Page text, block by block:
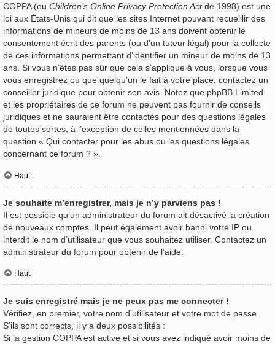
COPPA (ou Children’s Online Privacy Protection Actde 1998) est une
loi aux États-Unis qui dit que les sites Internet pouvant recueillir des
informations de mineurs de moins de 13 ans doivent obtenir le
consentement écrit des parents (ou d’un tuteur légal) pour la collecte
de ces informations permettant d’identifier un mineur de moins de 13
ans. Si vous n’êtes pas sûr que cela s’applique à vous, lorsque vous
vous enregistrez ou que quelqu’un le fait à votre place, contactez un
conseiller juridique pour obtenir son avis. Notez que phpBB Limited
et les propriétaires de ce forum ne peuvent pas fournir de conseils
juridiques et ne sauraient être contactés pour des questions légales
de toutes sortes, à l’exception de celles mentionnées dans la
question « Qui contacter pour les abus ou les questions légales
concernant ce forum ? ».
Haut
Je souhaite m’enregistrer, mais je n’y parviens pas !
Il est possible qu’un administrateur du forum ait désactivé la création
de nouveaux comptes. Il peut également avoir banni votre IP ou
interdit le nom d’utilisateur que vous souhaitez utiliser. Contactez un
administrateur du forum pour obtenir de l’aide.
Haut
Je suis enregistré mais je ne peux pas me connecter !
Vérifiez, en premier, votre nom d’utilisateur et votre mot de passe.
S’ils sont corrects, il y a deux possibilités :
Si la gestion COPPA est active et si vous avez indiqué avoir moins de